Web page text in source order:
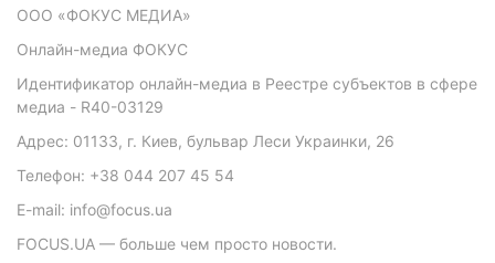
ООО «ФОКУС МЕДИА»
Онлайн-медиа ФОКУС
Идентификатор онлайн-медиа в Реестре субъектов в сфере
медиа - R40-03129
Адрес: 01133, г. Киев, бульвар Леси Украинки, 26
Телефон: +38 044 207 45 54
E-mail: info@focus.ua
FOCUS.UA — больше чем просто новости.